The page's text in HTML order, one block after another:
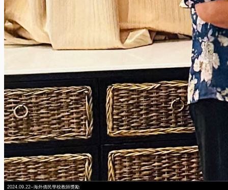
2024.09.22--海外僑民學校教師獎勵